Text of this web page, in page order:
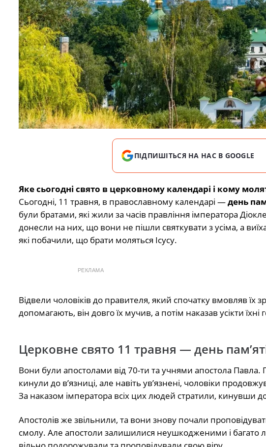
ПІДПИШІТЬСЯ НА НАС В GOOGLE
Яке сьогодні свято в церковному календарі і кому
Сьогодні, 11 травня, в православному календарі —день
були братами, які жили за часів правління імператора
донесли на них, що вони не пішли святкувати з усіма, а
які побачили, що брати моляться Ісусу.
РЕКЛАМА
Відвели чоловіків до правителя, який спочатку вмовляв їх
допомагають, він довго їх мучив, а потім наказав усікти їхні
Церковне свято 11 травня — день
Вони були апостолами від 70-ти та учнями апостола Павла.
кинули до в’язниці, але навіть ув’язнені, чоловіки
За наказом імператора всіх цих людей стратили, кинувши
Апостолів же звільнили, та вони знову почали
смолу. Але апостоли залишилися неушкодженими і багато